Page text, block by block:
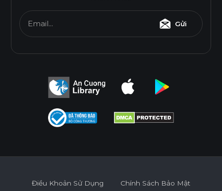
Email... Gửi
Điều Khoản Sử Dụng Chính Sách Bảo Mật